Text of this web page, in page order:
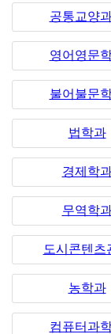
공통교양
영어영문
불어불문
법학과
경제학
무역학
도시콘텐츠
농학과
컴퓨터과